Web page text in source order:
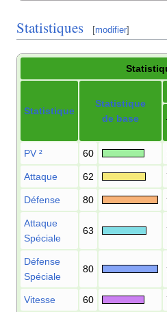
Statistiques [modifier]
Statistique
Statistique
de base
PV ² 60
Attaque 62
Défense 80
Attaque
Spéciale
63
Défense
Spéciale
80
Vitesse 60